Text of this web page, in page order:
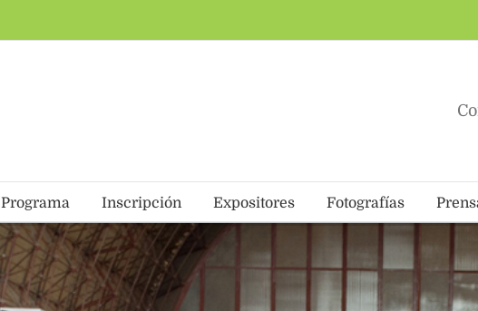
Programa Inscripción Expositores Fotografías